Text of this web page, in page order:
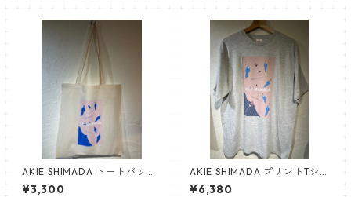
AKIE SHIMADA トートバッグ
（ナチュラル）
¥3,300
AKIE SHIMADA プリントTシ
ャツ（グレー）
¥6,380